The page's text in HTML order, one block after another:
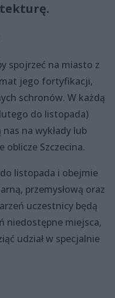
spojrzeć na miasto z
jego fortyfikacji,
schronów. W każdą
do listopada)
na wykłady lub
oblicze Szczecina.
listopada i obejmie
przemysłową oraz
uczestnicy będą
niedostępne miejsca,
udział w specjalnie